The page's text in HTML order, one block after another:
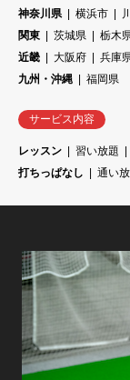
神奈川県
横浜市
関東
茨城県 栃木
近畿
大阪府
兵庫
九州・沖縄
福岡県
サービス内容
レッスン 習い放題
打ちっぱなし
通い